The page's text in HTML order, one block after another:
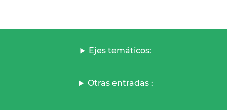
Ejes temáticos:
Otras entradas :